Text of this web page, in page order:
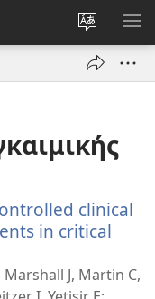
Αλλαγή
γλώσσας
clinical
in critical
J, Martin C,